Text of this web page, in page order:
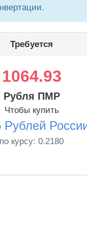
Требуется
1064.93
Рубля ПМР
Чтобы купить
Рублей
по курсу: 0.2180